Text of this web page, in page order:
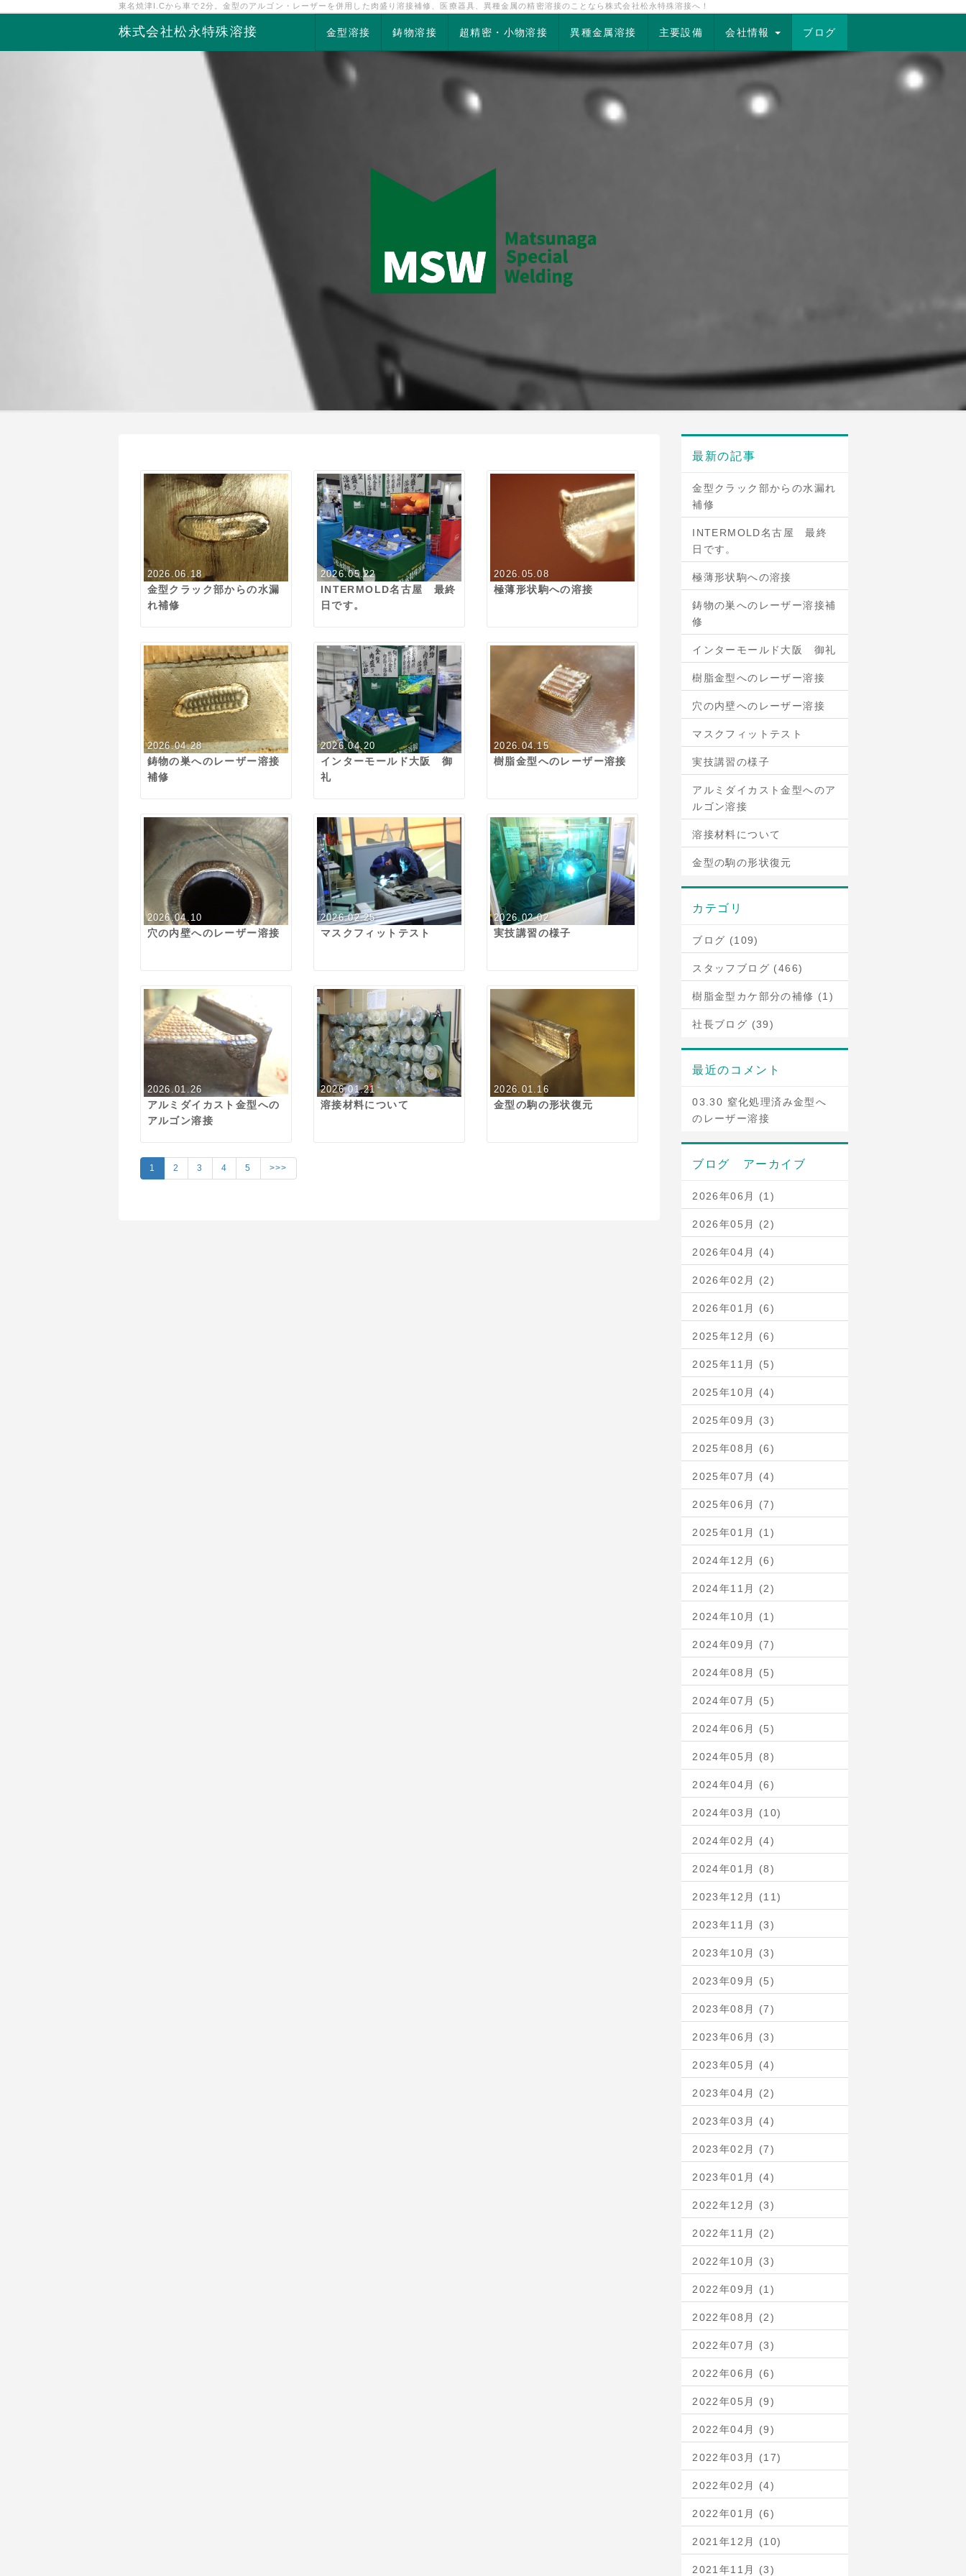
東名焼津I.Cから車で2分。金型のアルゴン・レーザーを併用した肉盛り溶接補修、医療器具、異種金属の精密溶接のことなら株式会社松永特殊溶接へ！
株式会社松永特殊溶接 金型溶接 鋳物溶接 超精密・小物溶接 異種金属溶接 主要設備 会社情報 ブログ
2026.06.18
金型クラック部からの水漏
れ補修
2026.05.22
INTERMOLD名古屋 最終
日です。
2026.05.08
極薄形状駒への溶接
2026.04.28
鋳物の巣へのレーザー溶接
補修
2026.04.20
インターモールド大阪 御
礼
2026.04.15
樹脂金型へのレーザー溶接
2026.04.10
穴の内壁へのレーザー溶接
2026.02.25
マスクフィットテスト
2026.02.02
実技講習の様子
2026.01.26
アルミダイカスト金型への
アルゴン溶接
2026.01.21
溶接材料について
2026.01.16
金型の駒の形状復元
1 2 3 4 5 >>>
最新の記事
金型クラック部からの水漏れ
補修
INTERMOLD名古屋 最終
日です。
極薄形状駒への溶接
鋳物の巣へのレーザー溶接補
修
インターモールド大阪 御礼
樹脂金型へのレーザー溶接
穴の内壁へのレーザー溶接
マスクフィットテスト
実技講習の様子
アルミダイカスト金型へのア
ルゴン溶接
溶接材料について
金型の駒の形状復元
カテゴリ
ブログ (109)
スタッフブログ (466)
樹脂金型カケ部分の補修 (1)
社長ブログ (39)
最近のコメント
03.30 窒化処理済み金型へ
のレーザー溶接
ブログ アーカイブ
2026年06月 (1)
2026年05月 (2)
2026年04月 (4)
2026年02月 (2)
2026年01月 (6)
2025年12月 (6)
2025年11月 (5)
2025年10月 (4)
2025年09月 (3)
2025年08月 (6)
2025年07月 (4)
2025年06月 (7)
2025年01月 (1)
2024年12月 (6)
2024年11月 (2)
2024年10月 (1)
2024年09月 (7)
2024年08月 (5)
2024年07月 (5)
2024年06月 (5)
2024年05月 (8)
2024年04月 (6)
2024年03月 (10)
2024年02月 (4)
2024年01月 (8)
2023年12月 (11)
2023年11月 (3)
2023年10月 (3)
2023年09月 (5)
2023年08月 (7)
2023年06月 (3)
2023年05月 (4)
2023年04月 (2)
2023年03月 (4)
2023年02月 (7)
2023年01月 (4)
2022年12月 (3)
2022年11月 (2)
2022年10月 (3)
2022年09月 (1)
2022年08月 (2)
2022年07月 (3)
2022年06月 (6)
2022年05月 (9)
2022年04月 (9)
2022年03月 (17)
2022年02月 (4)
2022年01月 (6)
2021年12月 (10)
2021年11月 (3)